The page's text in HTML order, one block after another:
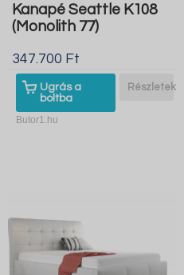
Kanapé Seattle K108
(Monolith 77)
347.700 Ft
Ugrás a
boltba
Részletek
Butor1.hu